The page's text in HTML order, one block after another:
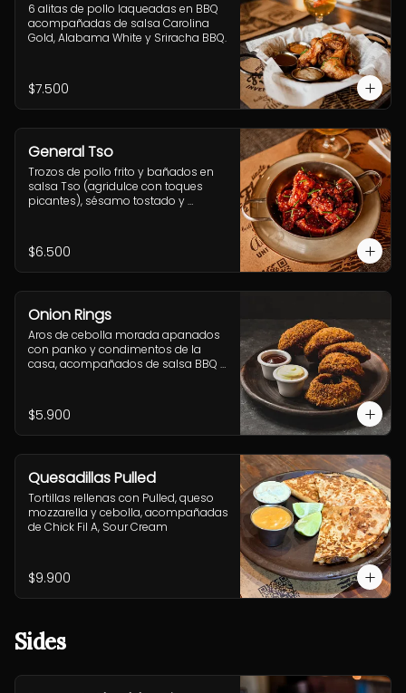
6 alitas de pollo laqueadas en BBQ
acompañadas de salsa Carolina
Gold, Alabama White y Sriracha BBQ.
$7.500
General Tso
Trozos de pollo frito y bañados en
salsa Tso (agridulce con toques
picantes), sésamo tostado y
$6.500
Onion Rings
Aros de cebolla morada apanados
con panko y condimentos de la
casa, acompañados de salsa BBQ y
$5.900
Quesadillas Pulled
Tortillas rellenas con Pulled, queso
mozzarella y cebolla, acompañadas
de Chick Fil A, Sour Cream
$9.900
Sides